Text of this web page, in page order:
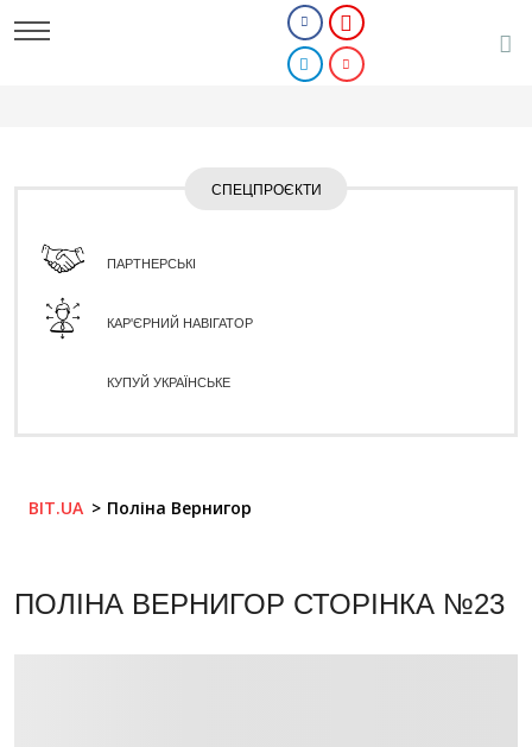
СПЕЦПРОЄКТИ
ПАРТНЕРСЬКІ
КАР'ЄРНИЙ НАВІГАТОР
КУПУЙ УКРАЇНСЬКЕ
BIT.UA Поліна Вернигор
ПОЛІНА ВЕРНИГОР СТОРІНКА №23